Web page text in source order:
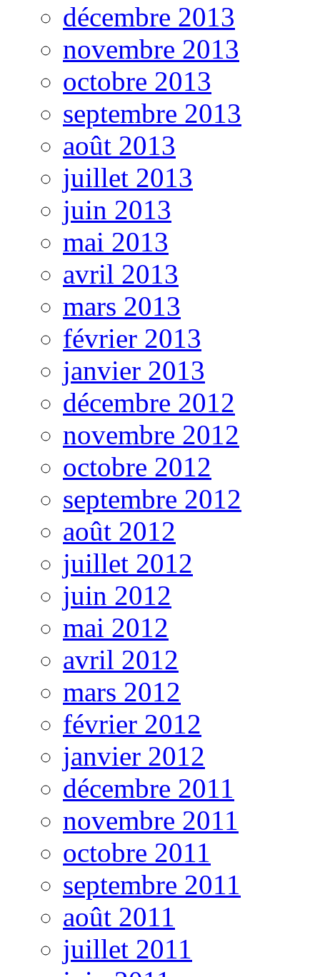
décembre 2013
novembre 2013
octobre 2013
septembre 2013
août 2013
juillet 2013
juin 2013
mai 2013
avril 2013
mars 2013
février 2013
janvier 2013
décembre 2012
novembre 2012
octobre 2012
septembre 2012
août 2012
juillet 2012
juin 2012
mai 2012
avril 2012
mars 2012
février 2012
janvier 2012
décembre 2011
novembre 2011
octobre 2011
septembre 2011
août 2011
juillet 2011